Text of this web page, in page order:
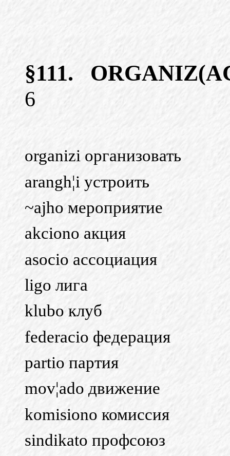
§111.
6
organizi организовать
arangh¦i устроить
~ajho мероприятие
akciono акция
asocio ассоциация
ligo лига
klubo клуб
federacio федерация
partio партия
mov¦ado движение
komisiono комиссия
sindikato профсоюз